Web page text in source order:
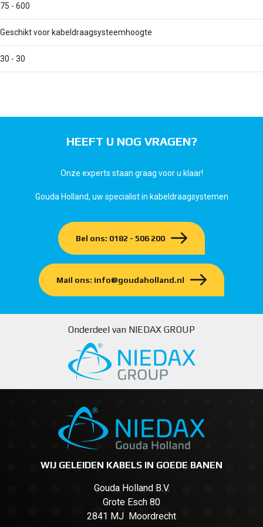
75 - 600
Geschikt voor kabeldraagsysteemhoogte
30 - 30
HEEFT U NOG VRAGEN?
Onze experts staan graag voor u klaar!
Gouda Holland, uw specialist in kabeldraagsystemen
Bel ons: 0182 - 506 200
Mail ons: info@goudaholland.nl
Onderdeel van NIEDAX GROUP
WIJ GELEIDEN KABELS IN GOEDE BANEN
Gouda Holland B.V.
Grote Esch 80
2841 MJ Moordrecht